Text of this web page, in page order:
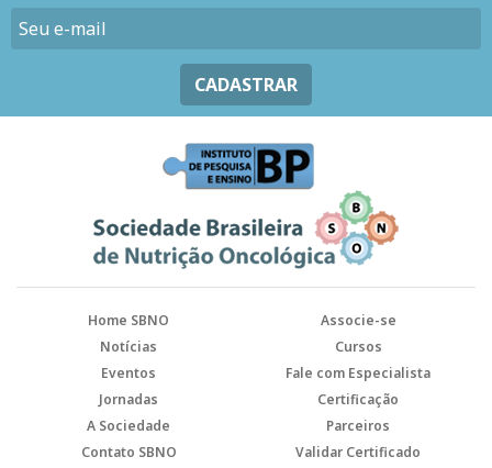
CADASTRAR
Home SBNO
Associe-se
Notícias
Cursos
Eventos
Fale com Especialista
Jornadas
Certificação
A Sociedade
Parceiros
Contato SBNO
Validar Certificado